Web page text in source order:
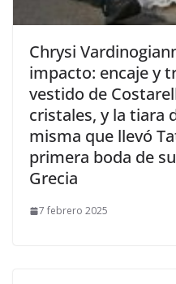
​Chrysi
impacto: encaje y
vestido de
cristales, y la tiara
misma que llevó
primera boda de
Grecia
7 febrero 2025